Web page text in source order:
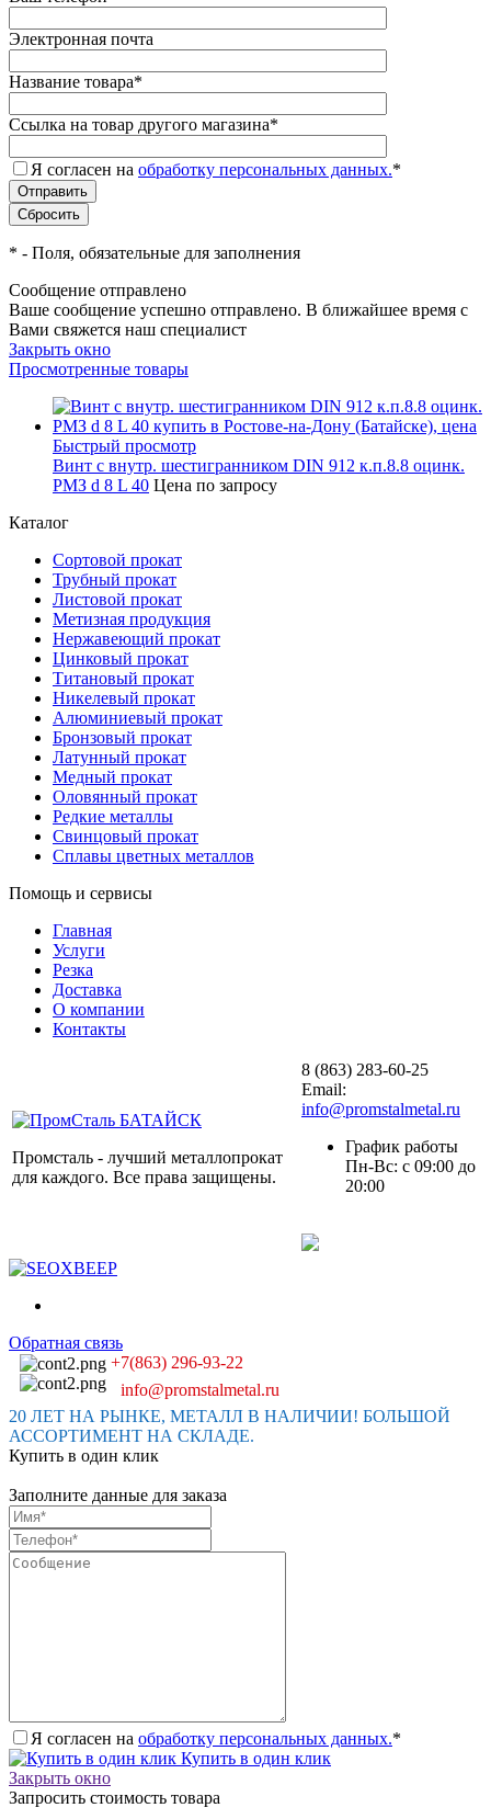
Электронная почта
Название товара*
Ссылка на товар другого магазина*
Я согласен на обработку персональных данных.*
* - Поля, обязательные для заполнения
Сообщение отправлено
Ваше сообщение успешно отправлено. В ближайшее время с
Вами свяжется наш специалист
Закрыть окно
Просмотренные товары
Быстрый просмотр
Винт с внутр. шестигранником DIN 912 к.п.8.8 оцинк.
РМЗ d 8 L 40 Цена по запросу
Каталог
Сортовой прокат
Трубный прокат
Листовой прокат
Метизная продукция
Нержавеющий прокат
Цинковый прокат
Титановый прокат
Никелевый прокат
Алюминиевый прокат
Бронзовый прокат
Латунный прокат
Медный прокат
Оловянный прокат
Редкие металлы
Свинцовый прокат
Сплавы цветных металлов
Помощь и сервисы
Главная
Услуги
Резка
Доставка
О компании
Контакты
Промсталь - лучший металлопрокат
для каждого. Все права защищены.
8 (863) 283-60-25
Email:
info@promstalmetal.ru
График работы
Пн-Вс: с 09:00 до
20:00
Обратная связь
+7(863) 296-93-22
info@promstalmetal.ru
20 ЛЕТ НА РЫНКЕ, МЕТАЛЛ В НАЛИЧИИ! БОЛЬШОЙ
АССОРТИМЕНТ НА СКЛАДЕ.
Купить в один клик
Заполните данные для заказа
Я согласен на обработку персональных данных.*
Купить в один клик
Закрыть окно
Запросить стоимость товара